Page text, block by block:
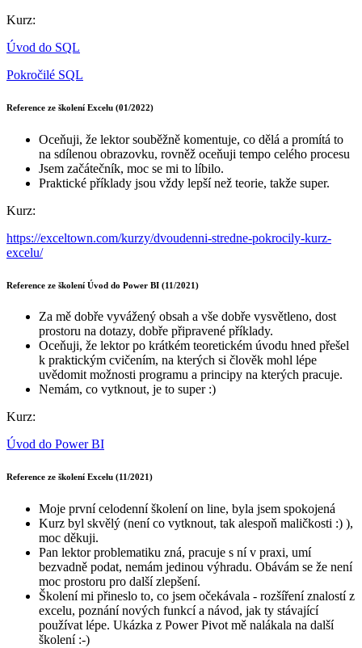
Kurz:
Úvod do SQL
Pokročilé SQL
Reference ze školení Excelu (01/2022)
Oceňuji, že lektor souběžně komentuje, co dělá a promítá to
na sdílenou obrazovku, rovněž oceňuji tempo celého procesu
Jsem začátečník, moc se mi to líbilo.
Praktické příklady jsou vždy lepší než teorie, takže super.
Kurz:
https://exceltown.com/kurzy/dvoudenni-stredne-pokrocily-kurz-
excelu/
Reference ze školení Úvod do Power BI (11/2021)
Za mě dobře vyvážený obsah a vše dobře vysvětleno, dost
prostoru na dotazy, dobře připravené příklady.
Oceňuji, že lektor po krátkém teoretickém úvodu hned přešel
k praktickým cvičením, na kterých si člověk mohl lépe
uvědomit možnosti programu a principy na kterých pracuje.
Nemám, co vytknout, je to super :)
Kurz:
Úvod do Power BI
Reference ze školení Excelu (11/2021)
Moje první celodenní školení on line, byla jsem spokojená
Kurz byl skvělý (není co vytknout, tak alespoň maličkosti :) ),
moc děkuji.
Pan lektor problematiku zná, pracuje s ní v praxi, umí
bezvadně podat, nemám jedinou výhradu. Obávám se že není
moc prostoru pro další zlepšení.
Školení mi přineslo to, co jsem očekávala - rozšíření znalostí z
excelu, poznání nových funkcí a návod, jak ty stávající
používat lépe. Ukázka z Power Pivot mě nalákala na další
školení :-)